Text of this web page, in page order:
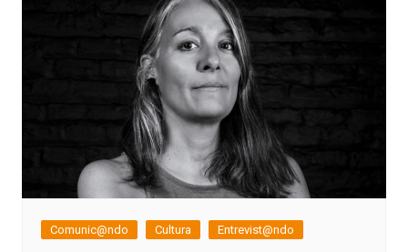
Comunic@ndo Cultura Entrevist@ndo